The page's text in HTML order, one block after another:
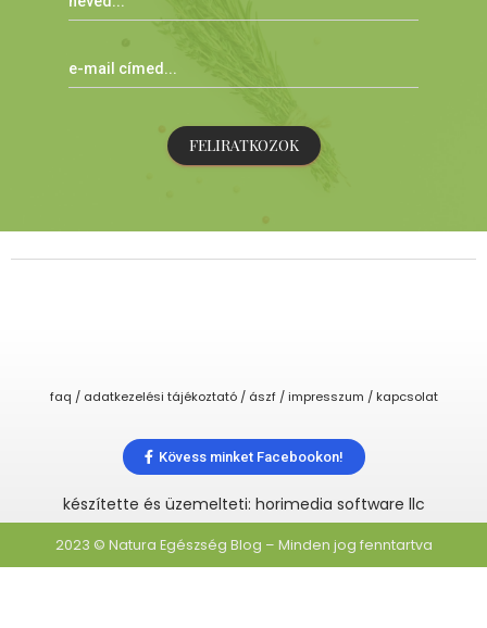
FELIRATKOZOK
faq / adatkezelési tájékoztató / ászf / impresszum / kapcsolat
Kövess minket Facebookon!
készítette és üzemelteti: horimedia software llc
2023 © Natura Egészség Blog – Minden jog fenntartva